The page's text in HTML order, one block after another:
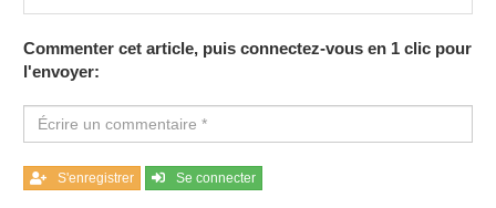
Commenter cet article, puis connectez-vous en 1 clic pour
l'envoyer:
S'enregistrer Se connecter